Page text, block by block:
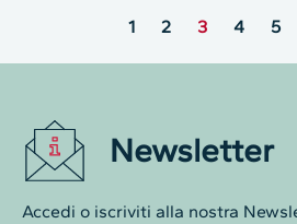
1 2 3 4 5
Newsletter
Accedi o iscriviti alla nostra